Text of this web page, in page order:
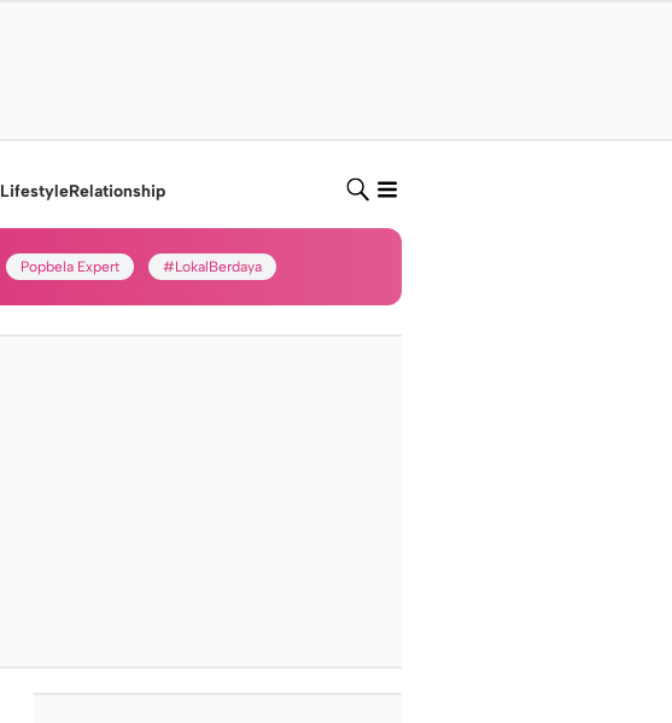
LifestyleRelationship
Popbela Expert #LokalBerdaya